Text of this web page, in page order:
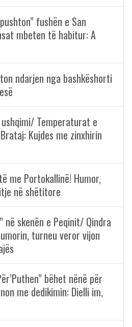
fushën e San
mbeten të habitur: A
ndarjen nga bashkëshorti
Temperaturat e
Kujdes me zinxhirin
me Portokallinë! Humor,
në shëtitore
në skenën e Peqinit/ Qindra
turneu veror vijon
bëhet nënë për
me dedikimin: Dielli im,